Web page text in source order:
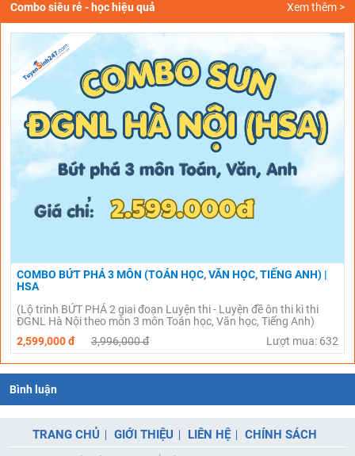
Combo siêu rẻ - học hiệu quả Xem thêm >
COMBO BỨT PHÁ 3 MÔN (TOÁN HỌC, VĂN HỌC, TIẾNG ANH) |
HSA
(Lộ trình BỨT PHÁ 2 giai đoạn Luyện thi - Luyện đề ôn thi kì thi
ĐGNL Hà Nội theo môn 3 môn Toán học, Văn học, Tiếng Anh)
2,599,000 đ
3,996,000 đ Lượt mua: 632
Bình luận
TRANG CHỦ GIỚI THIỆU LIÊN HỆ CHÍNH SÁCH